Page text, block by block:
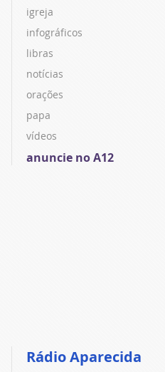
igreja
infográficos
libras
notícias
orações
papa
vídeos
anuncie no A12
Rádio Aparecida